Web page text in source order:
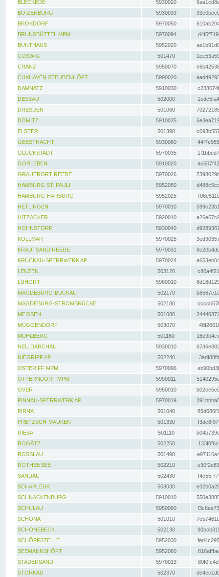
BLECKEDE
5930020
BOIZENBURG
5930033
BROKDORF
5970050
BRUNSBÜTTEL MPM
5970094
BUNTHAUS
5952020
COSWIG
501470
CRANZ
5950070
CUXHAVEN STEUBENHÖFT
5990020
DAMNATZ
5910030
DESSAU
502000
DRESDEN
501060
DÖMITZ
5910025
ELSTER
501390
GEESTHACHT
5930060
GLÜCKSTADT
5970035
GORLEBEN
5910020
GRAUERORT REEDE
5970026
HAMBURG ST. PAULI
5952050
HAMBURG-HARBURG
5952025
HETLINGEN
5970010
HITZACKER
5920010
HOHNSTORF
5930040
KOLLMAR
5970025
KRAUTSAND REEDE
5970031
KRÜCKAU-SPERRWERK AP
5970024
LENZEN
503120
LÜHORT
5960010
MAGDEBURG-BUCKAU
502170
MAGDEBURG-STROMBRÜCKE
502180
MEISSEN
501080
MÜGGENDORF
503070
MÜHLBERG
501160
NEU DARCHAU
5930010
NIEGRIPP AP
502240
OSTERIFF MPM
5970096
OTTERNDORF MPM
5990011
OVER
5950010
PINNAU-SPERRWERK AP
5970019
PIRNA
501040
PRETZSCH-MAUKEN
501330
RIESA
501110
ROGÄTZ
502250
ROSSLAU
501490
ROTHENSEE
502210
SANDAU
502430
SCHARLEUK
503030
SCHNACKENBURG
5910010
SCHULAU
5950090
SCHÖNA
501010
SCHÖNEBECK
502130
SCHÖPFSTELLE
5952030
SEEMANNSHÖFT
5952060
STADERSAND
5970013
STORKAU
502370